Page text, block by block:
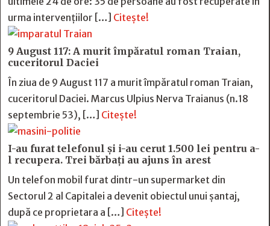
urma intervențiilor […] Citește!
9 August 117: A murit împăratul roman Traian,
cuceritorul Daciei
În ziua de 9 August 117 a murit împăratul roman Traian,
cuceritorul Daciei. Marcus Ulpius Nerva Traianus (n.18
septembrie 53), […] Citește!
I-au furat telefonul și i-au cerut 1.500 lei pentru a-
l recupera. Trei bărbați au ajuns în arest
Un telefon mobil furat dintr-un supermarket din
Sectorul 2 al Capitalei a devenit obiectul unui șantaj,
după ce proprietara a […] Citește!